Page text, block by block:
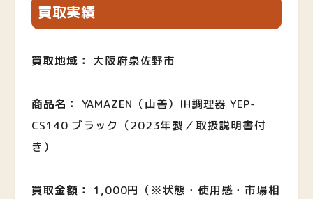
買取実績
買取地域： 大阪府泉佐野市
商品名： YAMAZEN（山善）IH調理器 YEP-
CS140 ブラック（2023年製／取扱説明書付
き）
買取金額：
1,000円（※状態・使用感・市場相